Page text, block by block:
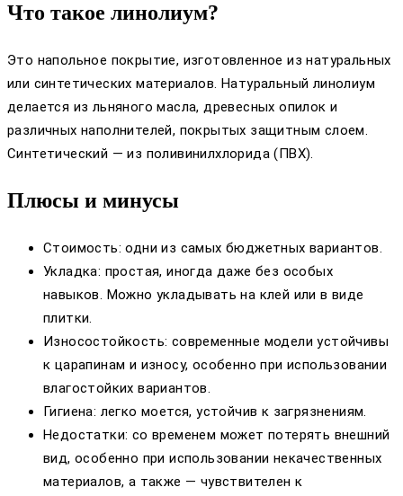
Что такое линолиум?
Это напольное покрытие, изготовленное из натуральных
или синтетических материалов. Натуральный линолиум
делается из льняного масла, древесных опилок и
различных наполнителей, покрытых защитным слоем.
Синтетический — из поливинилхлорида (ПВХ).
Плюсы и минусы
Стоимость: одни из самых бюджетных вариантов.
Укладка: простая, иногда даже без особых
навыков. Можно укладывать на клей или в виде
плитки.
Износостойкость: современные модели устойчивы
к царапинам и износу, особенно при использовании
влагостойких вариантов.
Гигиена: легко моется, устойчив к загрязнениям.
Недостатки: со временем может потерять внешний
вид, особенно при использовании некачественных
материалов, а также — чувствителен к